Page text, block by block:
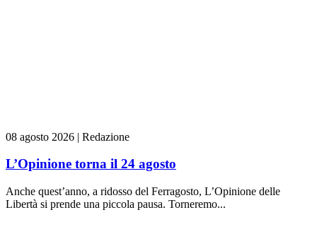
08 agosto 2026 | Redazione
L’Opinione torna il 24 agosto
Anche quest’anno, a ridosso del Ferragosto, L’Opinione delle
Libertà si prende una piccola pausa. Torneremo...